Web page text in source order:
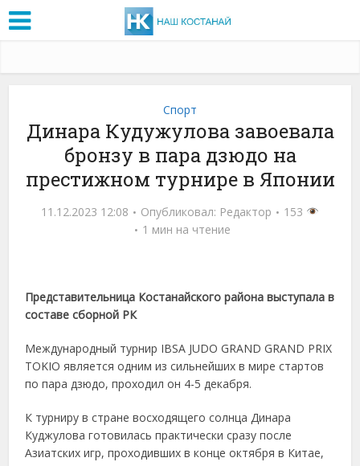
Спорт
Динара Кудужулова завоевала
бронзу в пара дзюдо на
престижном турнире в Японии
11.12.2023 12:08 Опубликовал: Редактор
153
1 мин на чтение
Представительница Костанайского района выступала в
составе сборной РК
Международный турнир IBSA JUDO GRAND GRAND PRIX
TOKIO является одним из сильнейших в мире стартов
по пара дзюдо, проходил он 4-5 декабря.
К турниру в стране восходящего солнца Динара
Куджулова готовилась практически сразу после
Азиатских игр, проходивших в конце октября в Китае,